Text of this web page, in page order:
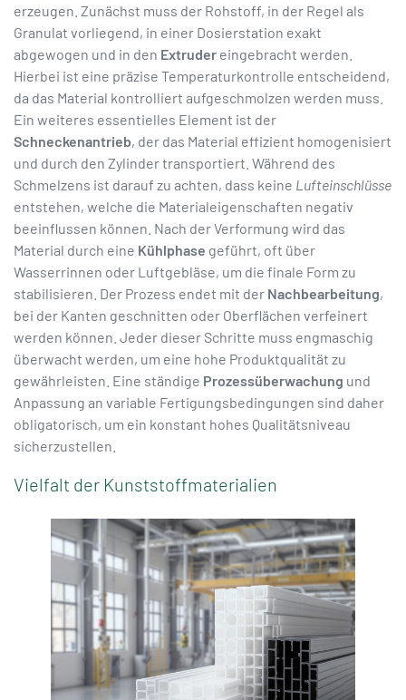
erzeugen. Zunächst muss der Rohstoff, in der Regel als
Granulat vorliegend, in einer Dosierstation exakt
abgewogen und in den Extruder eingebracht werden.
Hierbei ist eine präzise Temperaturkontrolle entscheidend,
da das Material kontrolliert aufgeschmolzen werden muss.
Ein weiteres essentielles Element ist der
Schneckenantrieb, der das Material effizient homogenisiert
und durch den Zylinder transportiert. Während des
Schmelzens ist darauf zu achten, dass keine Lufteinschlüsse
entstehen, welche die Materialeigenschaften negativ
beeinflussen können. Nach der Verformung wird das
Material durch eine Kühlphase geführt, oft über
Wasserrinnen oder Luftgebläse, um die finale Form zu
stabilisieren. Der Prozess endet mit der Nachbearbeitung,
bei der Kanten geschnitten oder Oberflächen verfeinert
werden können. Jeder dieser Schritte muss engmaschig
überwacht werden, um eine hohe Produktqualität zu
gewährleisten. Eine ständige Prozessüberwachung und
Anpassung an variable Fertigungsbedingungen sind daher
obligatorisch, um ein konstant hohes Qualitätsniveau
sicherzustellen.
Vielfalt der Kunststoffmaterialien